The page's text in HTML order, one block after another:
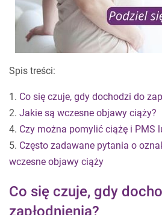
Spis treści:
1. Co się czuje, gdy dochodzi do
2. Jakie są wczesne objawy ciąży?
4. Czy można pomylić ciążę i PMS
5. Często zadawane pytania o
wczesne objawy ciąży
Co się czuje, gdy
zapłodnienia?